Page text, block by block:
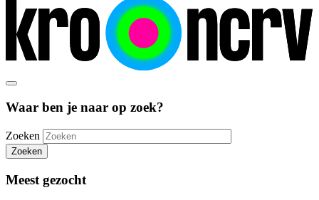
Waar ben je naar op zoek?
Zoeken
Zoeken
Meest gezocht